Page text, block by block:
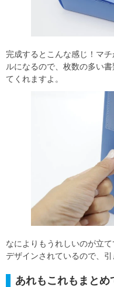
完成するとこんな感じ！マ
ルになるので、枚数の多い
てくれますよ。
なによりもうれしいのが立
デザインされているので、引
あれもこれもまと